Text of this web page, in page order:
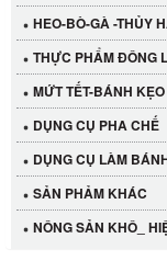
HEO-BÒ-GÀ -THỦY
THỰC PHẨM ĐÔNG
MỨT TẾT-BÁNH KẸO
DỤNG CỤ PHA CHẾ
DỤNG CỤ LÀM
SẢN PHẢM KHÁC
NÔNG SẢN KHÔ_